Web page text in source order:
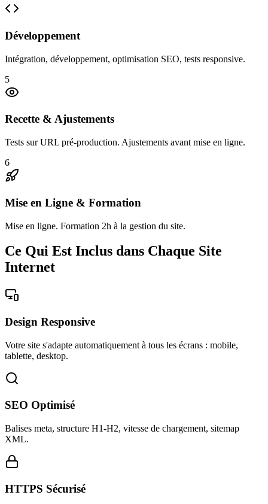
Développement
Intégration, développement, optimisation SEO, tests responsive.
5
Recette & Ajustements
Tests sur URL pré-production. Ajustements avant mise en ligne.
6
Mise en Ligne & Formation
Mise en ligne. Formation 2h à la gestion du site.
Ce Qui Est Inclus dans Chaque Site
Internet
Design Responsive
Votre site s'adapte automatiquement à tous les écrans : mobile,
tablette, desktop.
SEO Optimisé
Balises meta, structure H1-H2, vitesse de chargement, sitemap
XML.
HTTPS Sécurisé